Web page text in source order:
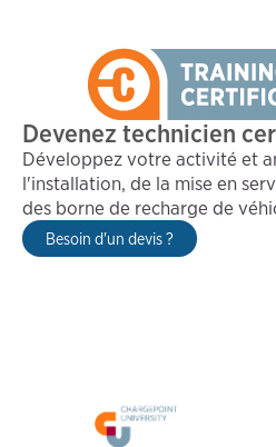
Devenez technicien
Développez votre activité et
l'installation, de la mise en
des borne de recharge de
Besoin d'un devis ?